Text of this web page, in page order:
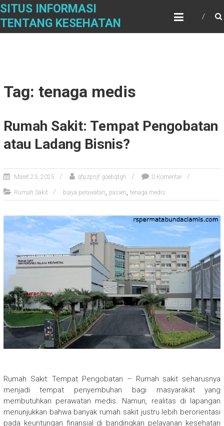
Skip
content
SITUS INFORMASI
TENTANG KESEHATAN
Tag: tenaga medis
Rumah Sakit: Tempat Pengobatan
atau Ladang Bisnis?
Maret 23, 2025 qfpzpnjf goebqtgh 0 Komentar
Rumah Sakit biaya perawatan, pasien, tenaga medis
Rumah Sakit: Tempat Pengobatan – Rumah sakit seharusnya
menjadi tempat penyembuhan bagi masyarakat yang
membutuhkan perawatan medis. Namun, realitas di lapangan
menunjukkan bahwa banyak rumah sakit justru lebih berorientasi
pada keuntungan finansial di bandingkan pelayanan kesehatan